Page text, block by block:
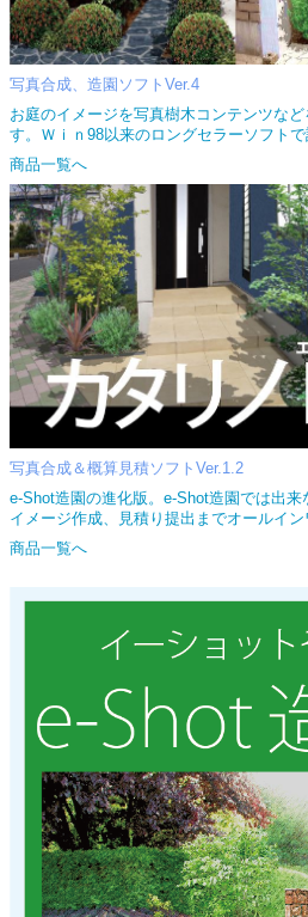
写真合成、造園ソフトVer.4
お庭のイメージを写真樹木コンテンツな
す。Ｗｉｎ98以来のロングセラーソフト
商品一覧へ
写真合成＆概算見積ソフトVer.1.2
e-Shot造園の進化版。e-Shot造園では出
イメージ作成、見積り提出までオールイン
商品一覧へ